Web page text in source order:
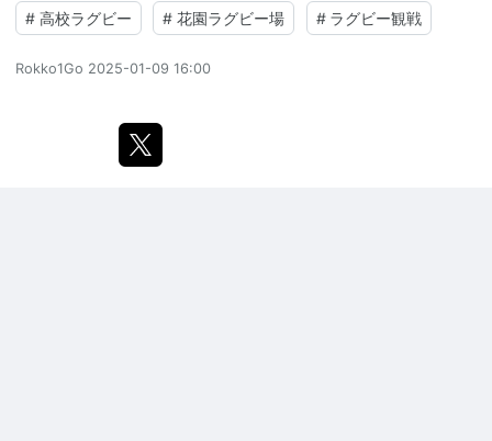
# 高校ラグビー # 花園ラグビー場 # ラグビー観戦
Rokko1Go 2025-01-09 16:00